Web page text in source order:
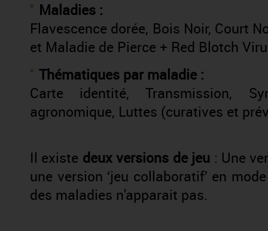
Maladies :
Flavescence dorée, Bois Noir, Court
et Maladie de Pierce + Red Blotch
Thématiques par maladie :
Carte identité, Transmission,
agronomique, Luttes (curatives et
Il existe deux versions de jeu : Une
une version ‘jeu collaboratif’ en
des maladies n'apparait pas.